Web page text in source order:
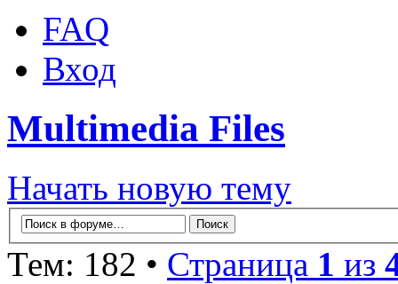
FAQ
Вход
Multimedia Files
Начать новую тему
Тем: 182 • Страница 1 из